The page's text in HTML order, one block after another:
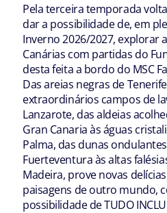
Pela terceira temporada
dar a possibilidade de, em
Inverno 2026/2027, explorar
Canárias com partidas do
desta feita a bordo do MSC
Das areias negras de
extraordinários campos de
Lanzarote, das aldeias
Gran Canaria às águas
Palma, das dunas
Fuerteventura às altas
Madeira, prove novas
paisagens de outro mundo,
possibilidade de TUDO